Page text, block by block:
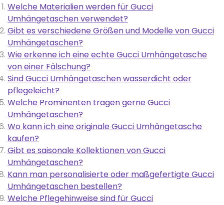
Welche Materialien werden für Gucci
Umhängetaschen verwendet?
Gibt es verschiedene Größen und Modelle von Gucci
Umhängetaschen?
Wie erkenne ich eine echte Gucci Umhängetasche
von einer Fälschung?
Sind Gucci Umhängetaschen wasserdicht oder
pflegeleicht?
Welche Prominenten tragen gerne Gucci
Umhängetaschen?
Wo kann ich eine originale Gucci Umhängetasche
kaufen?
Gibt es saisonale Kollektionen von Gucci
Umhängetaschen?
Kann man personalisierte oder maßgefertigte Gucci
Umhängetaschen bestellen?
Welche Pflegehinweise sind für Gucci